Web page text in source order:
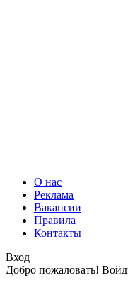
О нас
Реклама
Вакансии
Правила
Контакты
Вход
Добро пожаловать!